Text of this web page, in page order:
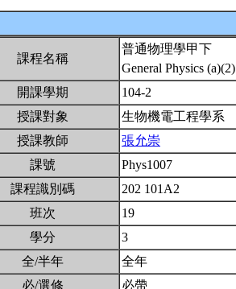
課程名稱
普通物理學甲下
General Physics
開課學期
104-2
授課對象
生物機電工程學系
授課教師
張允崇
課號
Phys1007
課程識別碼
202 101A2
班次
19
學分
3
全/半年
全年
必/選修
必帶